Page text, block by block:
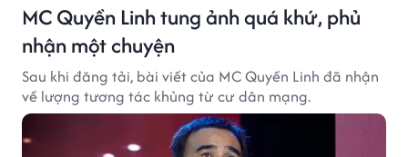
MC Quyền Linh tung ảnh quá khứ, phủ
nhận một chuyện
Sau khi đăng tải, bài viết của MC Quyền Linh đã nhận
về lượng tương tác khủng từ cư dân mạng.